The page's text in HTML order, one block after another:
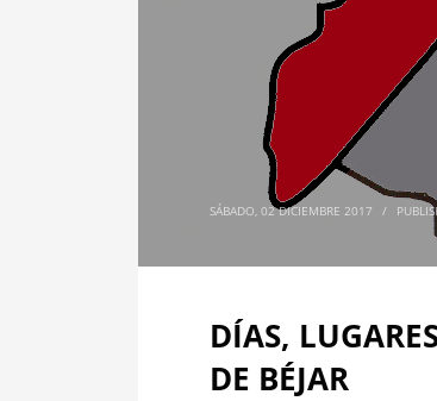
SÁBADO, 02 DICIEMBRE 2017 /
DÍAS,
DE BÉJAR